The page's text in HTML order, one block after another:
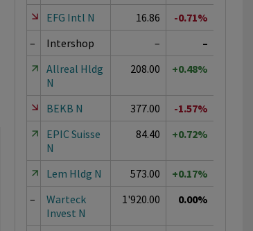
EFG Intl N 16.86
-0.71%
–
Intershop –
–
Allreal Hldg
N
208.00 +0.48%
BEKB N 377.00
-1.57%
EPIC Suisse
N
84.40 +0.72%
Lem Hldg N 573.00
+0.17%
–
Warteck
Invest N
1'920.00 0.00%